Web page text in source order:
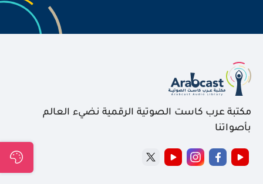
مكتبة عرب كاست الصوتية الرقمية نضيء العالم
بأصواتنا